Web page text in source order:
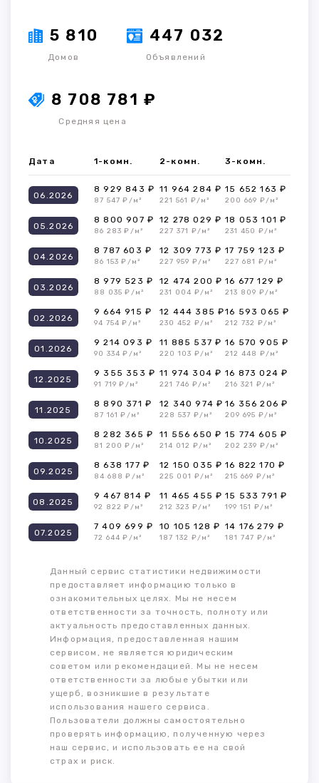
5 810
Домов
447 032
Объявлений
8 708 781 ₽
Средняя цена
Дата 1-комн. 2-комн. 3-комн.
06.2026
8 929 843 ₽
87 547 ₽/м²
11 964 284 ₽
221 561 ₽/м²
15 652 163 ₽
200 669 ₽/м²
05.2026
8 800 907 ₽
86 283 ₽/м²
12 278 029 ₽
227 371 ₽/м²
18 053 101 ₽
231 450 ₽/м²
04.2026
8 787 603 ₽
86 153 ₽/м²
12 309 773 ₽
227 959 ₽/м²
17 759 123 ₽
227 681 ₽/м²
03.2026
8 979 523 ₽
88 035 ₽/м²
12 474 200 ₽
231 004 ₽/м²
16 677 129 ₽
213 809 ₽/м²
02.2026
9 664 915 ₽
94 754 ₽/м²
12 444 385 ₽
230 452 ₽/м²
16 593 065 ₽
212 732 ₽/м²
01.2026
9 214 093 ₽
90 334 ₽/м²
11 885 537 ₽
220 103 ₽/м²
16 570 905 ₽
212 448 ₽/м²
12.2025
9 355 353 ₽
91 719 ₽/м²
11 974 304 ₽
221 746 ₽/м²
16 873 024 ₽
216 321 ₽/м²
11.2025
8 890 371 ₽
87 161 ₽/м²
12 340 974 ₽
228 537 ₽/м²
16 356 206 ₽
209 695 ₽/м²
10.2025
8 282 365 ₽
81 200 ₽/м²
11 556 650 ₽
214 012 ₽/м²
15 774 605 ₽
202 239 ₽/м²
09.2025
8 638 177 ₽
84 688 ₽/м²
12 150 035 ₽
225 001 ₽/м²
16 822 170 ₽
215 669 ₽/м²
08.2025
9 467 814 ₽
92 822 ₽/м²
11 465 455 ₽
212 323 ₽/м²
15 533 791 ₽
199 151 ₽/м²
07.2025
7 409 699 ₽
72 644 ₽/м²
10 105 128 ₽
187 132 ₽/м²
14 176 279 ₽
181 747 ₽/м²
Данный сервис статистики недвижимости
предоставляет информацию только в
ознакомительных целях. Мы не несем
ответственности за точность, полноту или
актуальность предоставленных данных.
Информация, предоставленная нашим
сервисом, не является юридическим
советом или рекомендацией. Мы не несем
ответственности за любые убытки или
ущерб, возникшие в результате
использования нашего сервиса.
Пользователи должны самостоятельно
проверять информацию, полученную через
наш сервис, и использовать ее на свой
страх и риск.